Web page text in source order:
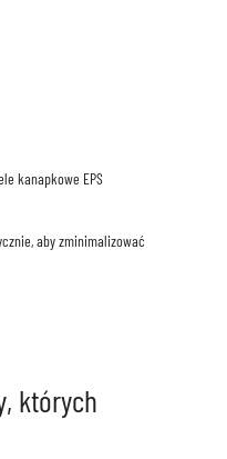
kanapkowe EPS
aby zminimalizować
których